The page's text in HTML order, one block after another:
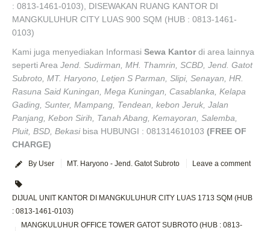
: 0813-1461-0103), DISEWAKAN RUANG KANTOR DI
MANGKULUHUR CITY LUAS 900 SQM (HUB : 0813-1461-
0103)
Kami juga menyediakan Informasi Sewa Kantordi area lainnya
seperti Area Jend. Sudirman, MH. Thamrin, SCBD, Jend. Gatot
Subroto, MT. Haryono, Letjen S Parman, Slipi, Senayan, HR.
Rasuna Said Kuningan, Mega Kuningan, Casablanka, Kelapa
Gading, Sunter, Mampang, Tendean, kebon Jeruk, Jalan
Panjang, Kebon Sirih, Tanah Abang, Kemayoran, Salemba,
Pluit, BSD, Bekasibisa HUBUNGI : 081314610103 (FREE OF
CHARGE)
By User MT. Haryono - Jend. Gatot Subroto Leave a comment
DIJUAL UNIT KANTOR DI MANGKULUHUR CITY LUAS 1713 SQM (HUB
: 0813-1461-0103)
MANGKULUHUR OFFICE TOWER GATOT SUBROTO (HUB : 0813-